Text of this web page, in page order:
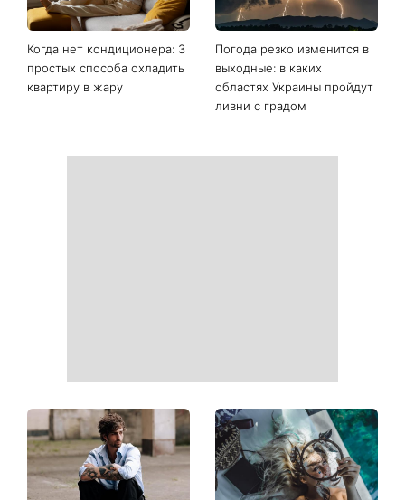
Когда нет кондиционера: 3
простых способа охладить
квартиру в жару
Погода резко изменится в
выходные: в каких
областях Украины пройдут
ливни с градом